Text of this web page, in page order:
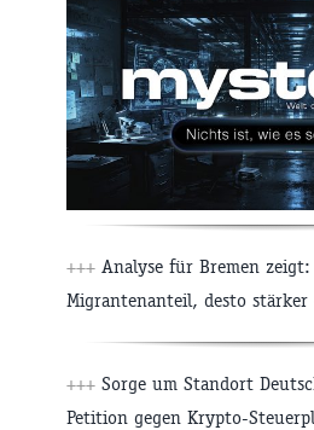
+++ Analyse für Bremen
Migrantenanteil, desto stärker
+++ Sorge um Standort
Petition gegen Krypto-